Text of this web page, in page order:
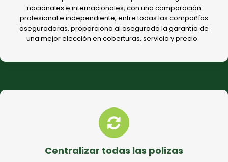
nacionales e internacionales, con una comparación
profesional e independiente, entre todas las compañías
aseguradoras, proporciona al asegurado la garantía de
una mejor elección en coberturas, servicio y precio.
Centralizar todas las polizas